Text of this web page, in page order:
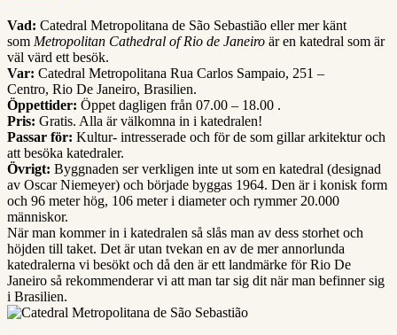
Vad: Catedral Metropolitana de São Sebastião eller mer känt
som Metropolitan Cathedral of Rio de Janeiro är en katedral som är
väl värd ett besök.
Var: Catedral Metropolitana Rua Carlos Sampaio, 251 –
Centro, Rio De Janeiro, Brasilien.
Öppettider: Öppet dagligen från 07.00 – 18.00 .
Pris: Gratis. Alla är välkomna in i katedralen!
Passar för: Kultur- intresserade och för de som gillar arkitektur och
att besöka katedraler.
Övrigt: Byggnaden ser verkligen inte ut som en katedral (designad
av Oscar Niemeyer) och började byggas 1964. Den är i konisk form
och 96 meter hög, 106 meter i diameter och rymmer 20.000
människor.
När man kommer in i katedralen så slås man av dess storhet och
höjden till taket. Det är utan tvekan en av de mer annorlunda
katedralerna vi besökt och då den är ett landmärke för Rio De
Janeiro så rekommenderar vi att man tar sig dit när man befinner sig
i Brasilien.